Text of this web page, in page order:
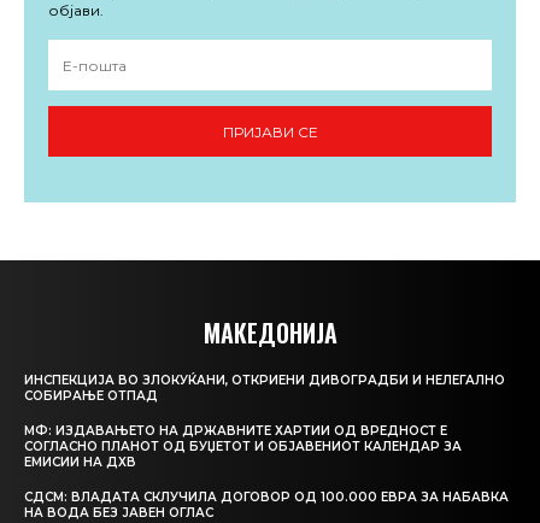
објави.
ПРИЈАВИ СЕ
МАКЕДОНИЈА
ИНСПЕКЦИЈА ВО ЗЛОКУЌАНИ, ОТКРИЕНИ ДИВОГРАДБИ И НЕЛЕГАЛНО
СОБИРАЊЕ ОТПАД
МФ: ИЗДАВАЊЕТО НА ДРЖАВНИТЕ ХАРТИИ ОД ВРЕДНОСТ Е
СОГЛАСНО ПЛАНОТ ОД БУЏЕТОТ И ОБЈАВЕНИОТ КАЛЕНДАР ЗА
ЕМИСИИ НА ДХВ
СДСМ: ВЛАДАТА СКЛУЧИЛА ДОГОВОР ОД 100.000 ЕВРА ЗА НАБАВКА
НА ВОДА БЕЗ ЈАВЕН ОГЛАС